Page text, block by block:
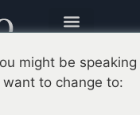
might be
to change to: